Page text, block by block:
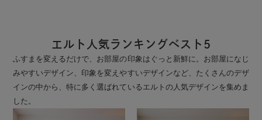
エルト人気ランキングベスト5
ふすまを変えるだけで、お部屋の印象はぐっと新鮮に。お部屋になじ
みやすいデザイン、印象を変えやすいデザインなど、たくさんのデザ
インの中から、特に多く選ばれているエルトの人気デザインを集めま
した。